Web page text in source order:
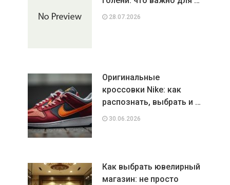
28.07.2026
Оригинальные
кроссовки Nike: как
распознать, выбрать и …
30.06.2026
Как выбрать ювелирный
магазин: не просто